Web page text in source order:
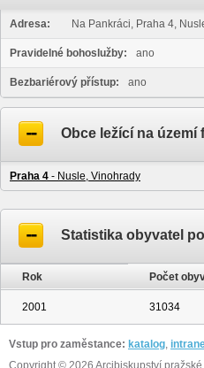
Adresa: Na Pankráci, Praha 4,
Pravidelné bohoslužby: ano
Bezbariérový přístup: ano
Obce ležící na území
Praha 4 - Nusle, Vinohrady
Statistika obyvatel
Rok Počet
2001 31034
Vstup pro zaměstance: katalog,
Copyright © 2026 Arcibiskupství